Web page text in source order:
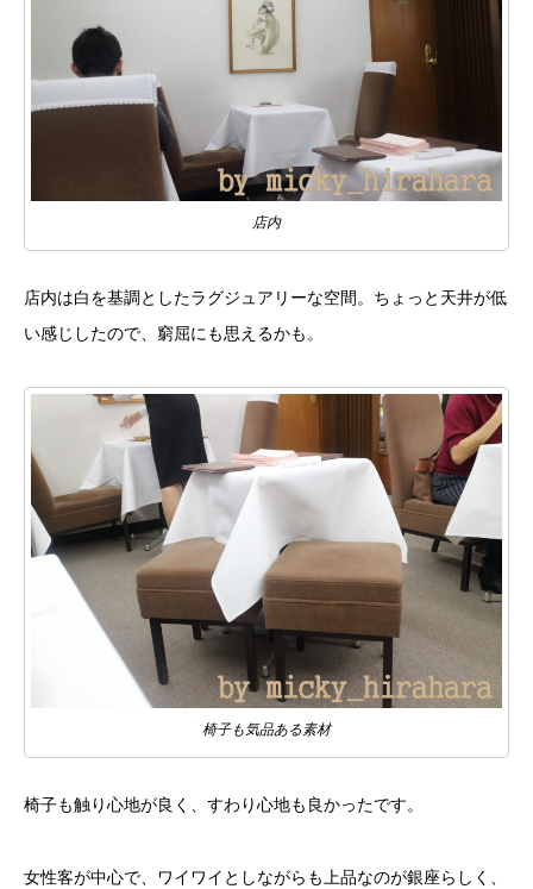
店内
店内は白を基調としたラグジュアリーな空間。ちょっと天井が低
い感じしたので、窮屈にも思えるかも。
椅子も気品ある素材
椅子も触り心地が良く、すわり心地も良かったです。
女性客が中心で、ワイワイとしながらも上品なのが銀座らしく、